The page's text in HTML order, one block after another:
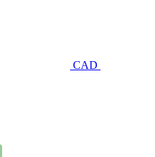
CAD